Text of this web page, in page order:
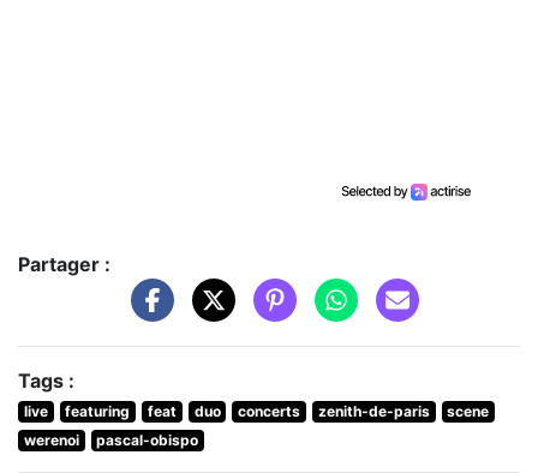
Partager :
Tags :
live featuring feat duo concerts zenith-de-paris
scene
werenoi
pascal-obispo